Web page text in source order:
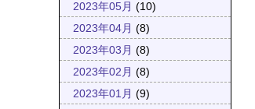
2023年05月 (10)
2023年04月 (8)
2023年03月 (8)
2023年02月 (8)
2023年01月 (9)